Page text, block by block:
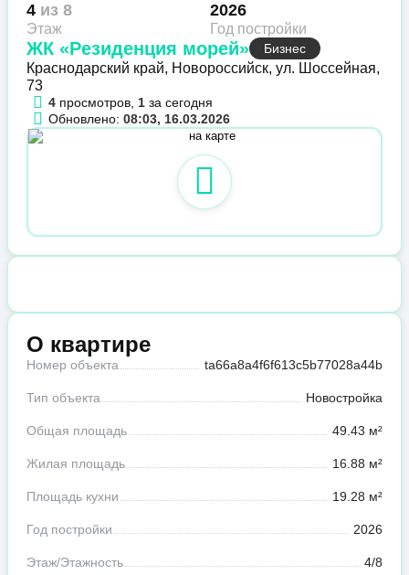
4 из 8
Этаж
2026
Год постройки
ЖК «Резиденция морей» Бизнес
Краснодарский край, Новороссийск, ул. Шоссейная,
73
4 просмотров, 1 за сегодня
Обновлено: 08:03, 16.03.2026
О квартире
Номер объекта ta66a8a4f6f613c5b77028a44b
Тип объекта Новостройка
Общая площадь 49.43 м²
Жилая площадь 16.88 м²
Площадь кухни 19.28 м²
Год постройки 2026
Этаж/Этажность 4/8